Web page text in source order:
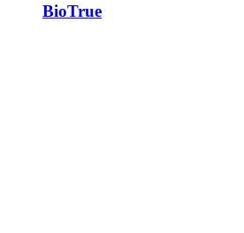
BioTrue